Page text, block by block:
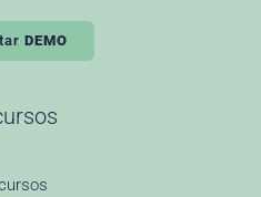
DEMO